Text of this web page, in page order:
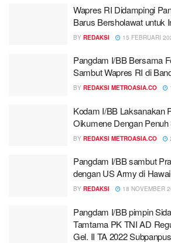
Wapres RI Didampingi
Barus Bersholawat untuk
BY REDAKSI 15 FEBRUARI
Pangdam I/BB Bersama
Sambut Wapres RI di
BY REDAKSI METROASIA.CO
Kodam I/BB Laksanakan
Oikumene Dengan
BY REDAKSI METROASIA.CO
Pangdam I/BB sambut
dengan US Army di
BY REDAKSI 18 NOVEMBER
Pangdam I/BB pimpin
Tamtama PK TNI AD
Gel. II TA 2022